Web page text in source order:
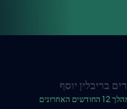
בריבלין יוסף